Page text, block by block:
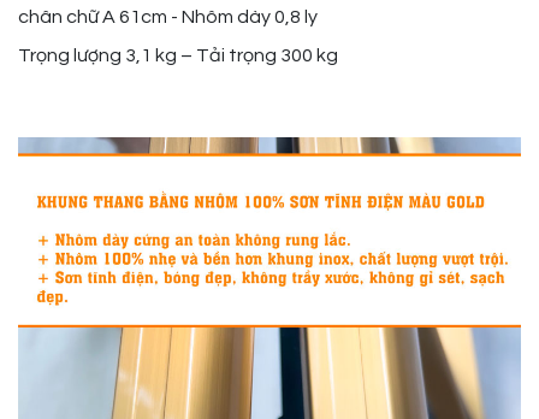
chân chữ A 61cm - Nhôm dày 0,8 ly
Trọng lượng 3,1 kg – Tải trọng 300 kg